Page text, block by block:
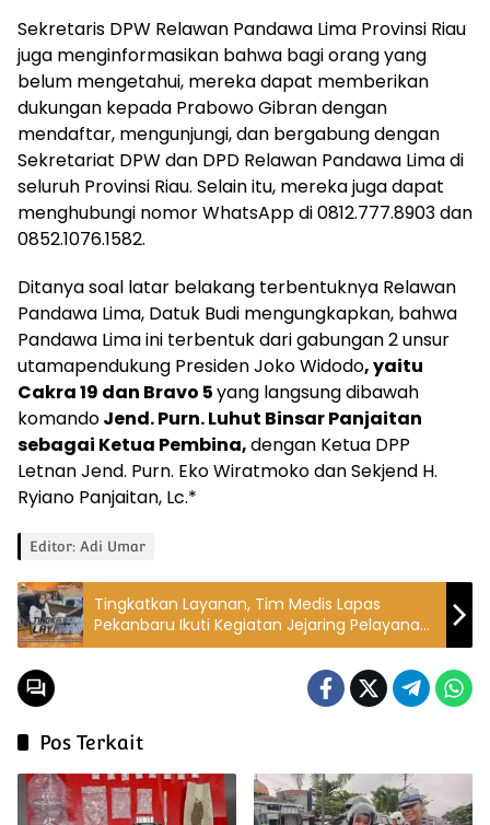
Sekretaris DPW Relawan Pandawa Lima Provinsi Riau
juga menginformasikan bahwa bagi orang yang
belum mengetahui, mereka dapat memberikan
dukungan kepada Prabowo Gibran dengan
mendaftar, mengunjungi, dan bergabung dengan
Sekretariat DPW dan DPD Relawan Pandawa Lima di
seluruh Provinsi Riau. Selain itu, mereka juga dapat
menghubungi nomor WhatsApp di 0812.777.8903 dan
0852.1076.1582.
Ditanya soal latar belakang terbentuknya Relawan
Pandawa Lima, Datuk Budi mengungkapkan, bahwa
Pandawa Lima ini terbentuk dari gabungan 2 unsur
utamapendukung Presiden Joko Widodo, yaitu
Cakra 19 dan Bravo 5yang langsung dibawah
komandoJend. Purn. Luhut Binsar Panjaitan
sebagai Ketua Pembina,dengan Ketua DPP
Letnan Jend. Purn. Eko Wiratmoko dan Sekjend H.
Ryiano Panjaitan, Lc.*
Editor: Adi Umar
Tingkatkan Layanan, Tim Medis Lapas
Pekanbaru Ikuti Kegiatan Jejaring Pelayanan
Kesehatan Terintegrasi Dan Terakreditasi
Pos Terkait